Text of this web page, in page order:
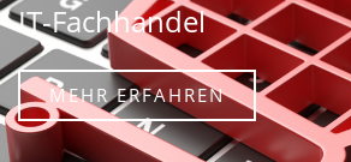
IT-Fachhandel
MEHR ERFAHREN